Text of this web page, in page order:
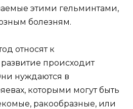
этими гельминтами,
болезням.
относят к
происходит
нуждаются в
которыми могут быть
ракообразные, или